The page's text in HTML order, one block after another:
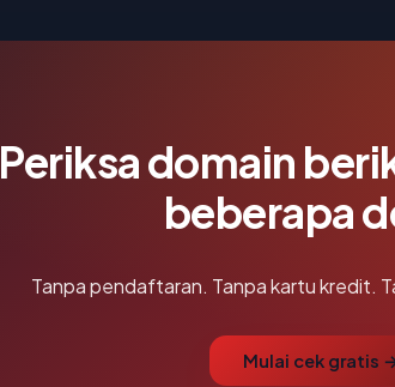
Periksa domain
beberapa
Tanpa pendaftaran. Tanpa kartu kredit.
Mulai cek gratis